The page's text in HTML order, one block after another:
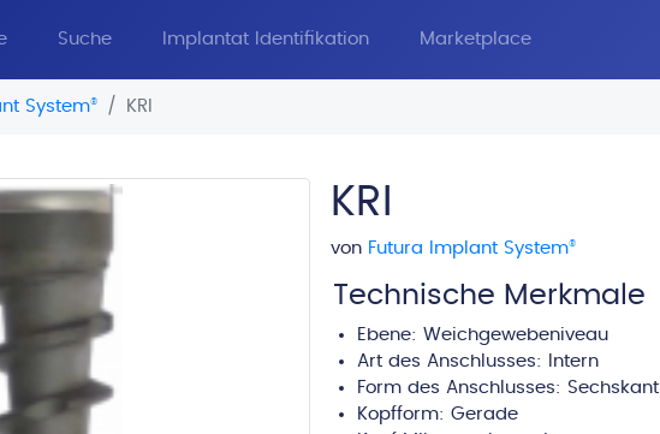
Suche Implantat Identifikation Marketplace
System® KRI
KRI
von Futura Implant System®
Technische Merkmale
Ebene: Weichgewebeniveau
Art des Anschlusses:
Intern
Form des Anschlusses: Sechskant
Kopfform: Gerade